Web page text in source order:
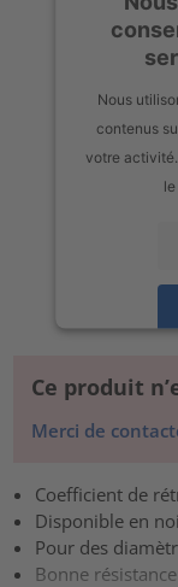
Nous
contenus
votre
Ce produit
Merci de
Coefficient de
Disponible en
Pour des
Bonne